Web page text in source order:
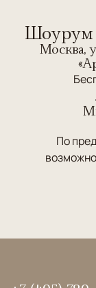
Шоурум
Москва,
По